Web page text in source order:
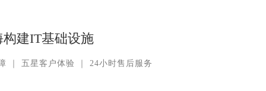
建IT基础设施
五星客户体验 24小时售后服务